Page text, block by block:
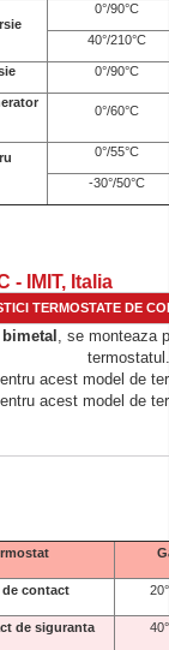
0°/90°C
40°/210°C
0°/90°C
0°/60°C
0°/55°C
-30°/50°C
- IMIT, Italia
TERMOSTATE DE
, se monteaza
termostatul.
acest model de
acest model de
de contact
de siguranta